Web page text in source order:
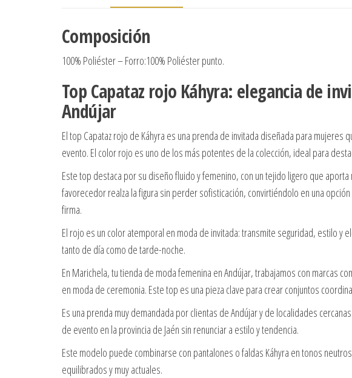
Composición
100% Poliéster – Forro:100% Poliéster punto.
Top Capataz rojo Káhyra: elegancia de
Andújar
El top Capataz rojo de Káhyra es una prenda de invitada diseñada para mujeres
evento. El color rojo es uno de los más potentes de la colección, ideal para
Este top destaca por su diseño fluido y femenino, con un tejido ligero que
favorecedor realza la figura sin perder sofisticación, convirtiéndolo en una
firma.
El rojo es un color atemporal en moda de invitada: transmite seguridad, estilo y
tanto de día como de tarde-noche.
En Marichela, tu tienda de moda femenina en Andújar, trabajamos con marcas
en moda de ceremonia. Este top es una pieza clave para crear conjuntos
Es una prenda muy demandada por clientas de Andújar y de localidades
de evento en la provincia de Jaén sin renunciar a estilo y tendencia.
Este modelo puede combinarse con pantalones o faldas Káhyra en tonos
equilibrados y muy actuales.